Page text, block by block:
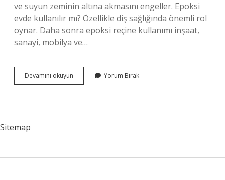
ve suyun zeminin altına akmasını engeller. Epoksi
evde kullanılır mı? Özellikle diş sağlığında önemli rol
oynar. Daha sonra epoksi reçine kullanımı inşaat,
sanayi, mobilya ve…
Devamını okuyun
Yapiştirici
Yorum Bırak
Sitemap